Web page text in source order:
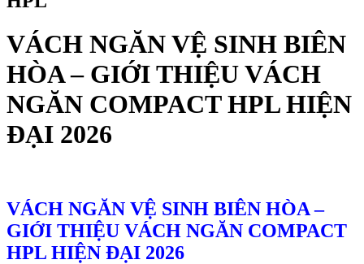
VÁCH NGĂN VỆ SINH BIÊN
HÒA – GIỚI THIỆU VÁCH
NGĂN COMPACT HPL HIỆN
ĐẠI 2026
VÁCH NGĂN VỆ SINH BIÊN HÒA –
GIỚI THIỆU VÁCH NGĂN COMPACT
HPL HIỆN ĐẠI 2026